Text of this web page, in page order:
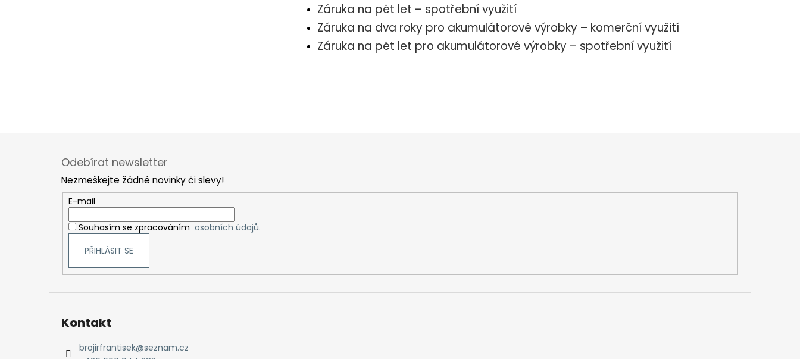
Záruka na pět let – spotřební využití
Záruka na dva roky pro akumulátorové výrobky – komerční využití
Záruka na pět let pro akumulátorové výrobky – spotřební využití
Odebírat newsletter
Nezmeškejte žádné novinky či slevy!
E-mail
Souhasím se zpracováním osobních údajů.
PŘIHLÁSIT SE
Kontakt
brojirfrantisek@seznam.cz